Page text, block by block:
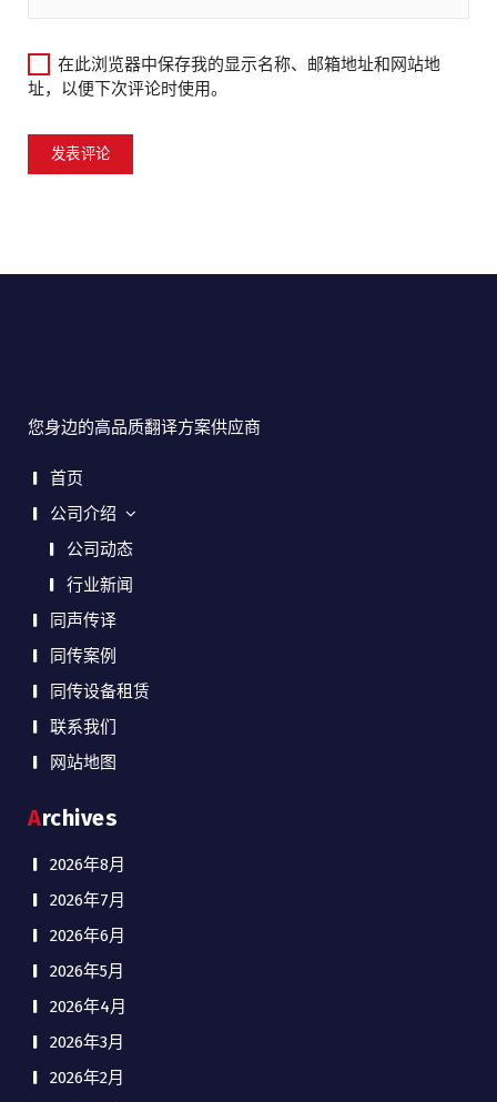
在此浏览器中保存我的显示名称、邮箱地址和网站地
址，以便下次评论时使用。
您身边的高品质翻译方案供应商
首页
公司介绍
公司动态
行业新闻
同声传译
同传案例
同传设备租赁
联系我们
网站地图
Archives
2026年8月
2026年7月
2026年6月
2026年5月
2026年4月
2026年3月
2026年2月